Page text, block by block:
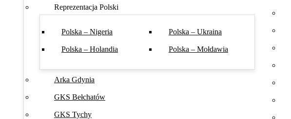
Reprezentacja Polski
Polska – Nigeria
Polska – Holandia
Polska – Ukraina
Polska – Mołdawia
Arka Gdynia
GKS Bełchatów
GKS Tychy